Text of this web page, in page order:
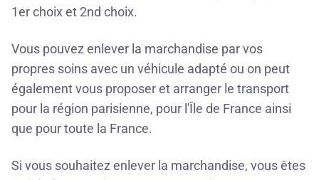
1er choix et 2nd choix.
Vous pouvez enlever la marchandise par vos
propres soins avec un véhicule adapté ou on peut
également vous proposer et arranger le transport
pour la région parisienne, pour l'Île de France ainsi
que pour toute la France.
Si vous souhaitez enlever la marchandise, vous êtes